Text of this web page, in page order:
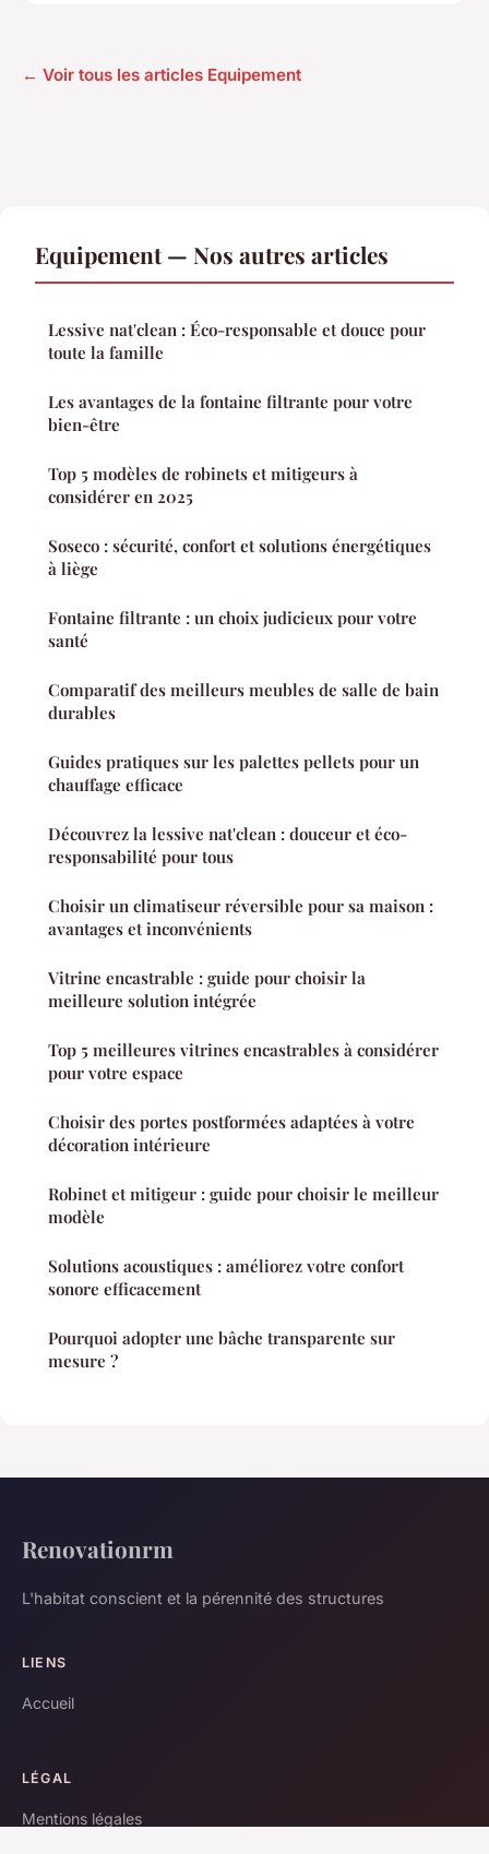
← Voir tous les articles Equipement
Equipement — Nos autres articles
Lessive nat'clean : Éco-responsable et douce pour
toute la famille
Les avantages de la fontaine filtrante pour votre
bien-être
Top 5 modèles de robinets et mitigeurs à
considérer en 2025
Soseco : sécurité, confort et solutions énergétiques
à liège
Fontaine filtrante : un choix judicieux pour votre
santé
Comparatif des meilleurs meubles de salle de bain
durables
Guides pratiques sur les palettes pellets pour un
chauffage efficace
Découvrez la lessive nat'clean : douceur et éco-
responsabilité pour tous
Choisir un climatiseur réversible pour sa maison :
avantages et inconvénients
Vitrine encastrable : guide pour choisir la
meilleure solution intégrée
Top 5 meilleures vitrines encastrables à considérer
pour votre espace
Choisir des portes postformées adaptées à votre
décoration intérieure
Robinet et mitigeur : guide pour choisir le meilleur
modèle
Solutions acoustiques : améliorez votre confort
sonore efficacement
Pourquoi adopter une bâche transparente sur
mesure ?
Renovationrm
L'habitat conscient et la pérennité des structures
LIENS
Accueil
LÉGAL
Mentions légales